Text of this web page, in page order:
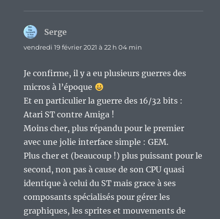
Serge
vendredi 19 février 2021 à 22 h 04 min
Je confirme, il y a eu plusieurs guerres des
micros à l’époque
Et en particulier la guerre des 16/32 bits :
Atari ST contre Amiga !
Moins cher, plus répandu pour le premier
avec une jolie interface simple : GEM.
Plus cher et (beaucoup !) plus puissant pour le
second, non pas à cause de son CPU quasi
identique à celui du ST mais grace à ses
composants spécialisés pour gérer les
graphiques, les sprites et mouvements de